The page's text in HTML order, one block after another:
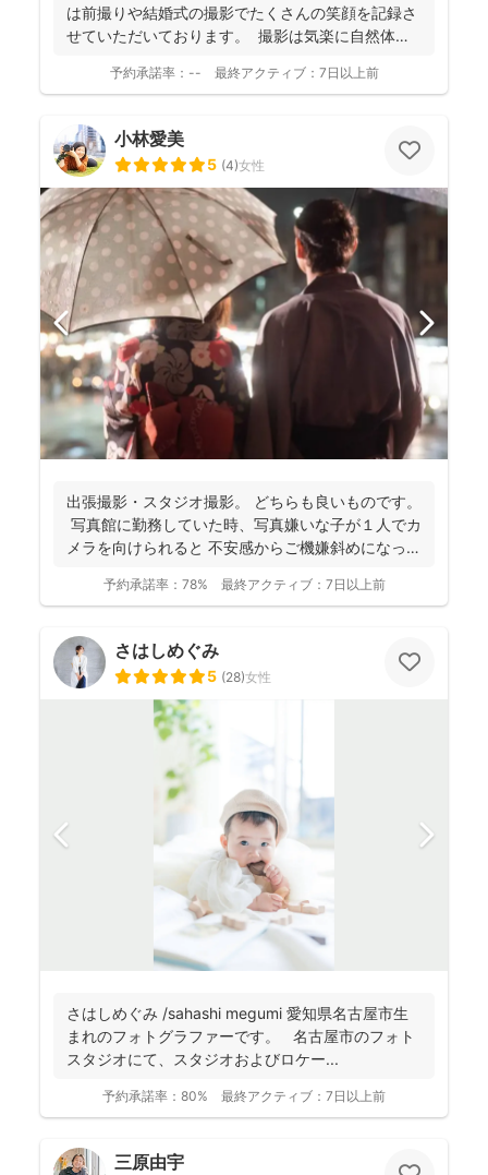
は前撮りや結婚式の撮影でたくさんの笑顔を記録さ
せていただいております。 撮影は気楽に自然体な
予約承諾率： -- 最終アクティブ： 7日以上前
小林愛美
5 (4)女性
出張撮影・スタジオ撮影。 どちらも良いものです。
写真館に勤務していた時、写真嫌いな子が１人でカ
メラを向けられると 不安感からご機嫌斜めになっ
予約承諾率： 78% 最終アクティブ： 7日以上前
さはしめぐみ
5 (28)女性
さはしめぐみ /sahashi megumi 愛知県名古屋市生
まれのフォトグラファーです。 名古屋市のフォト
スタジオにて、スタジオおよびロケー...
予約承諾率： 80% 最終アクティブ： 7日以上前
三原由宇